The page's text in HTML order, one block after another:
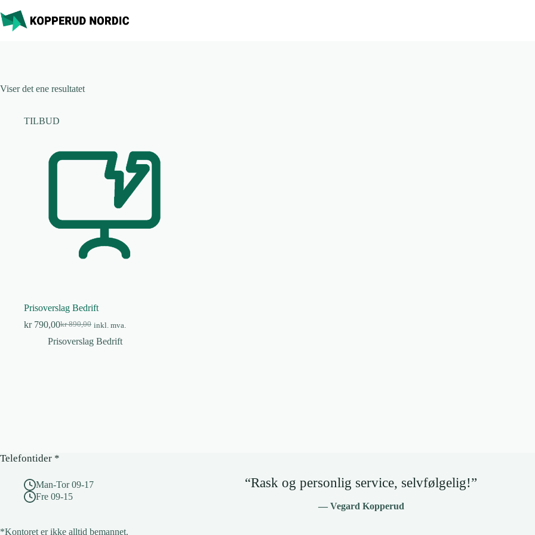
til
innholdet
Viser det ene resultatet
TILBUD
Prisoverslag Bedrift
kr890,00
Opprinnelig
pris
kr790,00Nåværende
pris
inkl. mva.
Prisoverslag Bedrift
Telefontider *
Man-Tor 09-17
Fre 09-15
*Kontoret er ikke alltid bemannet.
“Rask og personlig service, selvfølgelig!”
— Vegard Kopperud